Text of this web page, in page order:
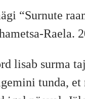
“Surnute
Raela.
lisab surma
tunda, et